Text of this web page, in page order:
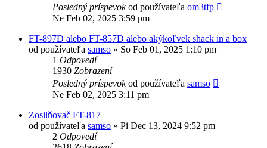
Posledný príspevokod používateľa om3tfp
Ne Feb 02, 2025 3:59 pm
FT-897D alebo FT-857D alebo akýkoľvek shack in a box
od používateľa samso » So Feb 01, 2025 1:10 pm
1 Odpovedí
1930 Zobrazení
Posledný príspevokod používateľa samso
Ne Feb 02, 2025 3:11 pm
Zosilňovač FT-817
od používateľa samso » Pi Dec 13, 2024 9:52 pm
2 Odpovedí